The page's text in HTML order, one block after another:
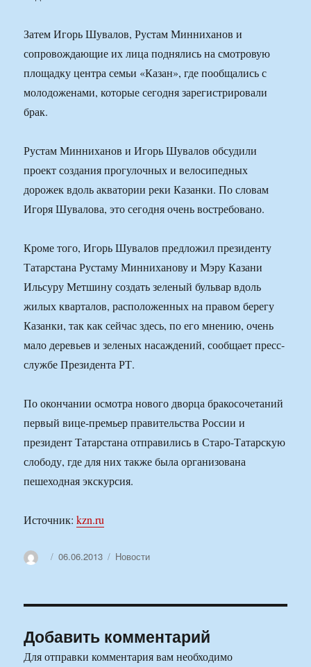
Затем Игорь Шувалов, Рустам Минниханов и
сопровождающие их лица поднялись на смотровую
площадку центра семьи «Казан», где пообщались с
молодоженами, которые сегодня зарегистрировали
брак.
Рустам Минниханов и Игорь Шувалов обсудили
проект создания прогулочных и велосипедных
дорожек вдоль акватории реки Казанки. По словам
Игоря Шувалова, это сегодня очень востребовано.
Кроме того, Игорь Шувалов предложил президенту
Татарстана Рустаму Минниханову и Мэру Казани
Ильсуру Метшину создать зеленый бульвар вдоль
жилых кварталов, расположенных на правом берегу
Казанки, так как сейчас здесь, по его мнению, очень
мало деревьев и зеленых насаждений, сообщает пресс-
службе Президента РТ.
По окончании осмотра нового дворца бракосочетаний
первый вице-премьер правительства России и
президент Татарстана отправились в Старо-Татарскую
слободу, где для них также была организована
пешеходная экскурсия.
Источник:kzn.ru
АвторОпубликовано
06.06.2013 Рубрики
Новости
Добавить комментарий
Для отправки комментария вам необходимо